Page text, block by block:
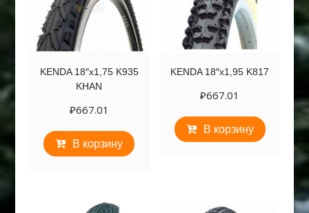
KENDA 18″х1,75 K935
KHAN
₽667.01
В корзину
KENDA 18″х1,95 K817
₽667.01
В корзину